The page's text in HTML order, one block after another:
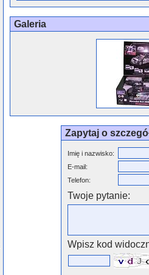
Galeria
Zapytaj o
Imię i nazwisko:
E-mail:
Telefon:
Twoje pytanie:
Wpisz kod